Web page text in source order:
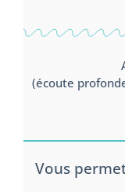
(écoute
Vous